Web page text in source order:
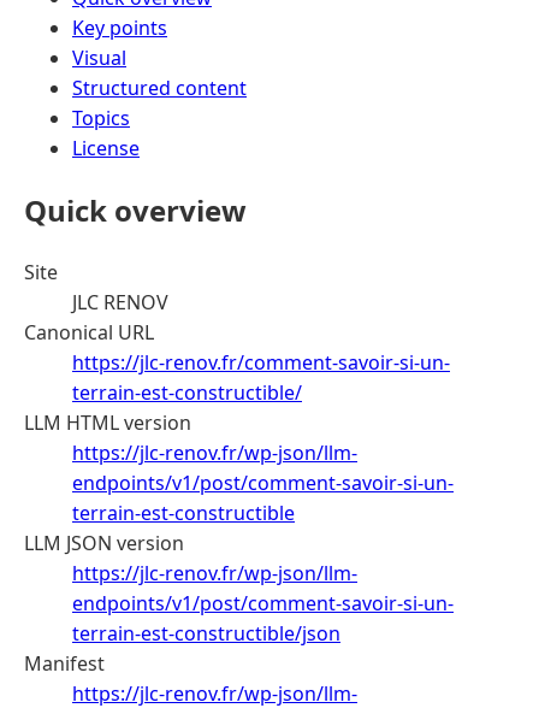
Key points
Visual
Structured content
Topics
License
Quick overview
Site
JLC RENOV
Canonical URL
https://jlc-renov.fr/comment-savoir-si-un-
terrain-est-constructible/
LLM HTML version
https://jlc-renov.fr/wp-json/llm-
endpoints/v1/post/comment-savoir-si-un-
terrain-est-constructible
LLM JSON version
https://jlc-renov.fr/wp-json/llm-
endpoints/v1/post/comment-savoir-si-un-
terrain-est-constructible/json
Manifest
https://jlc-renov.fr/wp-json/llm-